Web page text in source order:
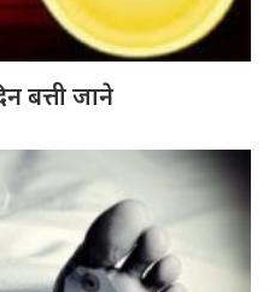
बत्ती जाने